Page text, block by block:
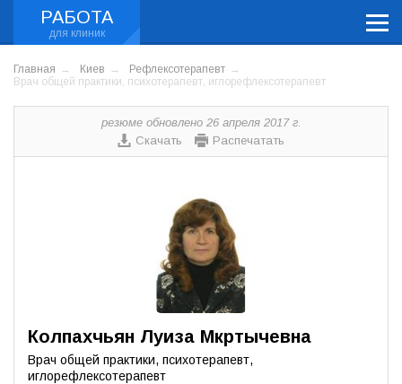
РАБОТА
Главная Киев
Рефлексотерапевт
Врач общей практики, психотерапевт, иглорефлексотерапевт
резюме обновлено 26 апреля 2017 г.
Скачать
Распечатать
Колпахчьян Луиза Мкртычевна
Врач общей практики, психотерапевт,
иглорефлексотерапевт